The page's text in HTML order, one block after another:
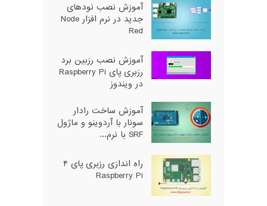
آموزش نصب نودهای
جدید در نرم افزار Node
Red
آموزش نصب رزبین برد
رزبری پای Raspberry Pi
در ویندوز
آموزش ساخت رادار
سونار با آردوینو و ماژول
SRF با نرم...
راه اندازی رزبری پای ۴
Raspberry Pi